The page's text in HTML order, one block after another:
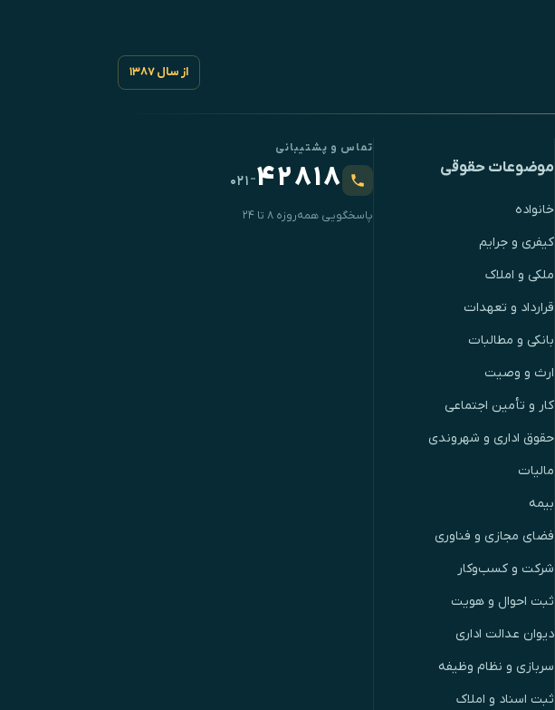
از سال ۱۳۸۷
موضوعات حقوقی
خانواده
کیفری و جرایم
ملکی و املاک
قرارداد و تعهدات
بانکی و مطالبات
ارث و وصیت
کار و تأمین اجتماعی
حقوق اداری و شهروندی
مالیات
بیمه
فضای مجازی و فناوری
شرکت و کسب‌وکار
ثبت احوال و هویت
دیوان عدالت اداری
سربازی و نظام وظیفه
ثبت اسناد و املاک
تماس و پشتیبانی
۴۲۸۱۸-۰۲۱
پاسخگویی همه‌روزه ۸ تا ۲۴